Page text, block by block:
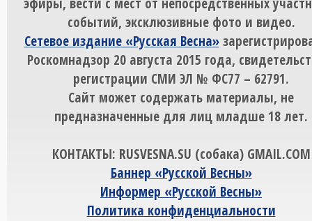
событий, эксклюзивные фото и видео.
Сетевое издание «Русская Весна»
Роскомнадзор 20 августа 2015 года,
регистрации СМИ ЭЛ № ФС77 – 62791.
Сайт может содержать материалы, не
предназначенные для лиц младше 18 лет.
КОНТАКТЫ: RUSVESNA.SU (собака) GMAIL.COM
Баннер «Русской Весны»
Информер «Русской Весны»
Политика конфиденциальности